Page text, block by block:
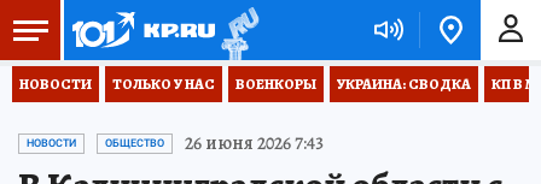
НОВОСТИ ТОЛЬКО У НАС ВОЕНКОРЫ УКРАИНА: СВОДКА КП В
НОВОСТИ ОБЩЕСТВО 26 июня 2026 7:43